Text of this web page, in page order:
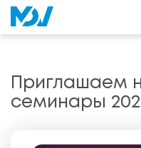
Приглашаем
семинары